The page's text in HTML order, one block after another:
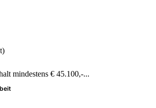
mindestens € 45.100,-...